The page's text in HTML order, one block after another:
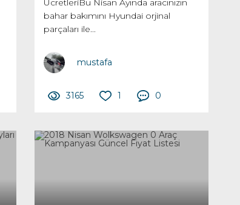
bahar bakımını Hyundai orjinal
parçaları ile...
mustafa
3165 1 0